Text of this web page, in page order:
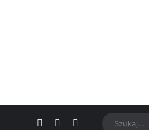
Facebook YouTubeGoogle